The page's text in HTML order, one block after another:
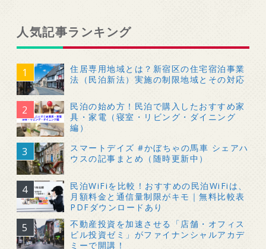
人気記事ランキング
住居専用地域とは？新宿区の住宅宿泊事業
法（民泊新法）実施の制限地域とその対応
民泊の始め方！民泊で購入したおすすめ家
具・家電（寝室・リビング・ダイニング
編）
スマートデイズ #かぼちゃの馬車 シェアハ
ウスの記事まとめ（随時更新中）
民泊WiFiを比較！おすすめの民泊WiFiは、
月額料金と通信量制限がキモ｜無料比較表
PDFダウンロードあり
不動産投資を加速させる「店舗・オフィス
ビル投資ゼミ」がファイナンシャルアカデ
ミーで開講！